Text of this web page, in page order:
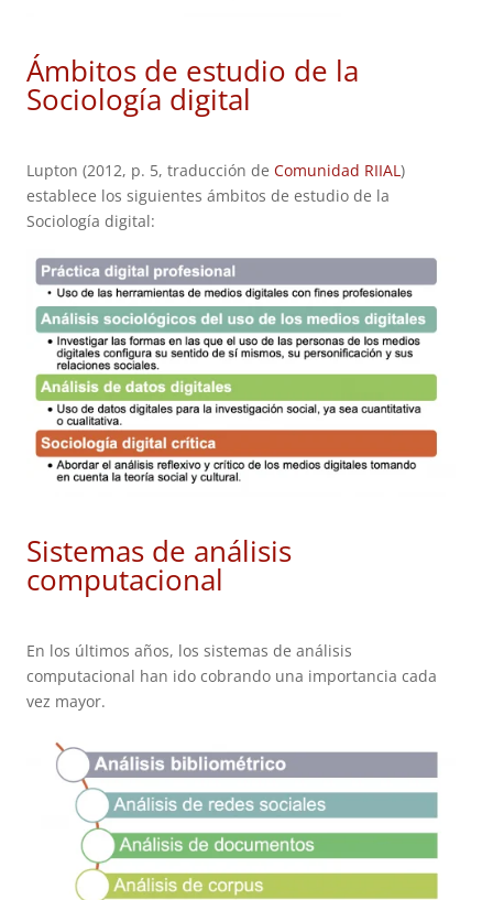
Ámbitos de estudio de la
Sociología digital
Lupton (2012, p. 5, traducción de Comunidad RIIAL )
establece los siguientes ámbitos de estudio de la
Sociología digital:
Sistemas de análisis
computacional
En los últimos años, los sistemas de análisis
computacional han ido cobrando una importancia cada
vez mayor.